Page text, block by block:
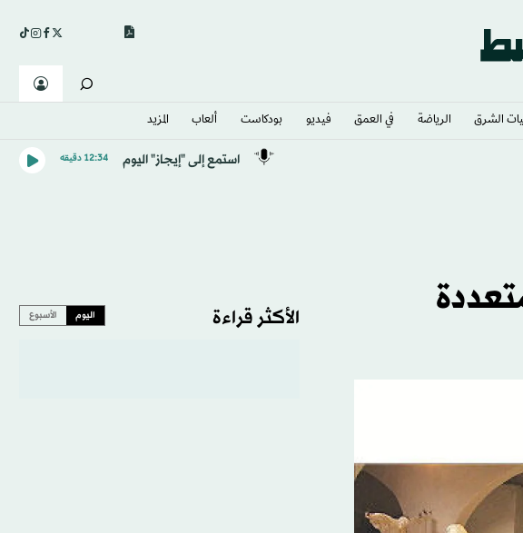
الشرق​ الرياضة في العمق فيديو بودكاست ألعاب المزيد
استمع إلى "إيجاز" اليوم 12:34 دقيقه
الأكثر قراءة اليوم الأسبوع